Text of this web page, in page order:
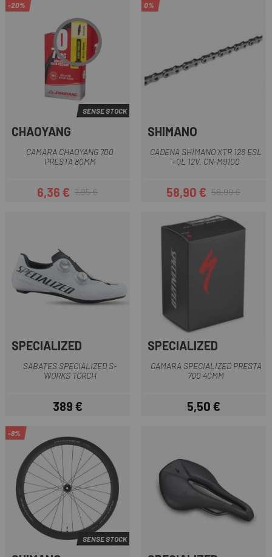
-20%
SENSE STOCK
CHAOYANG
CAMARA CHAOYANG 700
PRESTA 80MM
Preu
6,36 €Preu regular
7,95 €
0%
SHIMANO
CADENA SHIMANO XTR 126 ESL
+QL 12V. CN-M9100
Preu
58,90 €Preu regular
58,99 €
SPECIALIZED
SABATES SPECIALIZED S-
WORKS TORCH
Preu
389 €
SPECIALIZED
CAMARA SPECIALIZED PRESTA
700 40MM
Preu
5,50 €
-8%
SENSE STOCK